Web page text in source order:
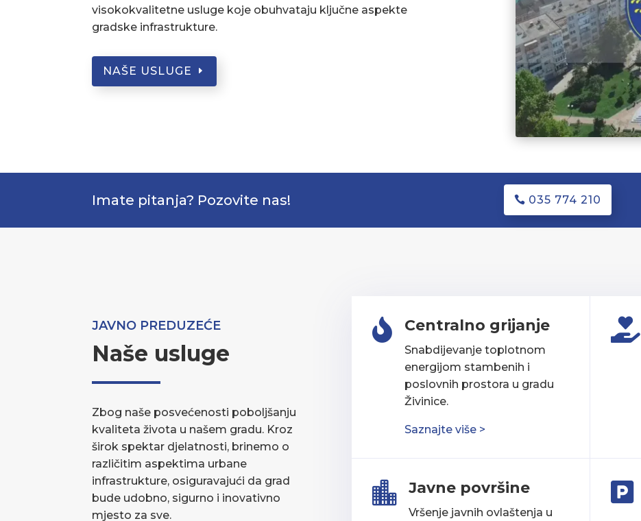
visokokvalitetne usluge koje obuhvataju ključne aspekte
gradske infrastrukture.
NAŠE USLUGE
Imate pitanja? Pozovite nas! 035 774 210
JAVNO PREDUZEĆE
Naše usluge
Zbog naše posvećenosti poboljšanju
kvaliteta života u našem gradu. Kroz
širok spektar djelatnosti, brinemo o
različitim aspektima urbane
infrastrukture, osiguravajući da grad
bude udobno, sigurno i inovativno
mjesto za sve.
 Centralno grijanje
Snabdijevanje toplotnom
energijom stambenih i
poslovnih prostora u gradu
Živinice.
Saznajte više >
 Javne površine
Vršenje javnih ovlaštenja u

